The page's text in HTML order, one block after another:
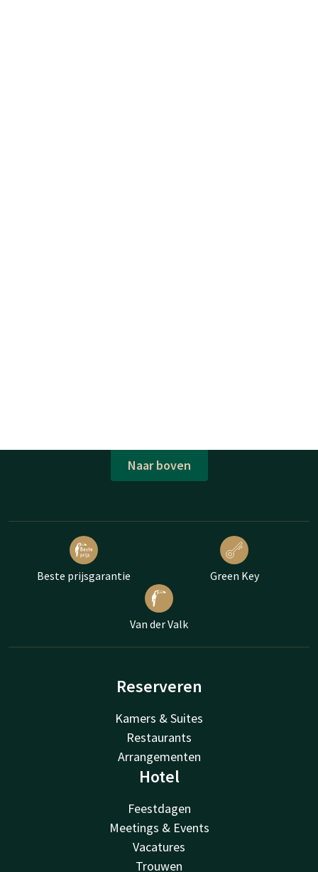
Naar boven
Beste prijsgarantie Green Key
Van der Valk
Reserveren
Kamers & Suites
Restaurants
Arrangementen
Hotel
Feestdagen
Meetings & Events
Vacatures
Trouwen